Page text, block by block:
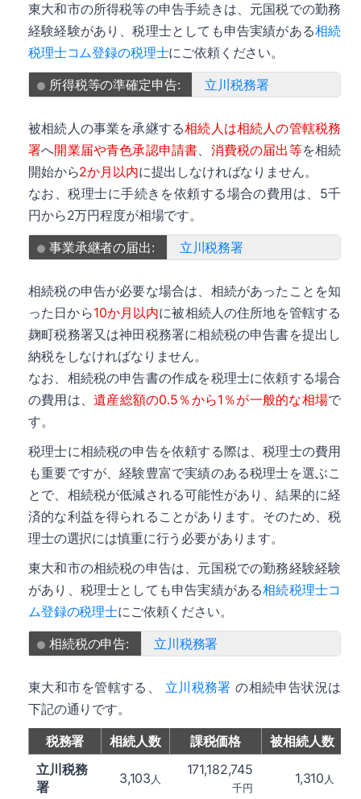
東大和市の所得税等の申告手続きは、元国税での勤務
経験経験があり、税理士としても申告実績がある相続
税理士コム登録の税理士にご依頼ください。
所得税等の準確定申告:
立川税務署
被相続人の事業を承継する相続人は相続人の管轄税務
署へ開業届や青色承認申請書、 消費税の届出等を相続
開始から2か月以内に提出しなければなりません。
なお、税理士に手続きを依頼する場合の費用は、5千
円から2万円程度が相場です。
事業承継者の届出:
立川税務署
相続税の申告が必要な場合は、相続があったことを知
った日から10か月以内に被相続人の住所地を管轄する
麹町税務署又は神田税務署に相続税の申告書を提出し
納税をしなければなりません。
なお、相続税の申告書の作成を税理士に依頼する場合
の費用は、遺産総額の0.5％から1％が一般的な相場で
す。
税理士に相続税の申告を依頼する際は、税理士の費用
も重要ですが、経験豊富で実績のある税理士を選ぶこ
とで、相続税が低減される可能性があり、結果的に経
済的な利益を得られることがあります。そのため、税
理士の選択には慎重に行う必要があります。
東大和市の相続税の申告は、元国税での勤務経験経験
があり、税理士としても申告実績がある相続税理士コ
ム登録の税理士にご依頼ください。
相続税の申告:
立川税務署
東大和市を管轄する、 立川税務署 の相続申告状況は
下記の通りです。
税務署 相続人数 課税価格
被相続人数
立川税務
署
3,103 人
171,182,745
千円
1,310 人